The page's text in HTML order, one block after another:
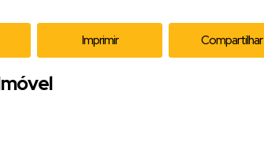
Imprimir Compartilhar